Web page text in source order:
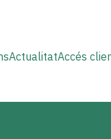
ActualitatAccés